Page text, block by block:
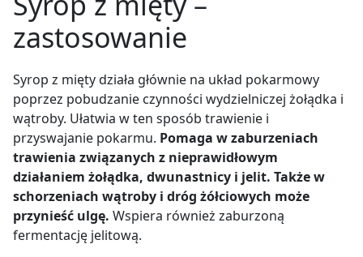
zastosowanie
Syrop z mięty działa głównie na układ pokarmowy
poprzez pobudzanie czynności wydzielniczej żołądka i
wątroby. Ułatwia w ten sposób trawienie i
przyswajanie pokarmu. Pomaga w zaburzeniach
trawienia związanych z nieprawidłowym
działaniem żołądka, dwunastnicy i jelit. Także w
schorzeniach wątroby i dróg żółciowych może
przynieść ulgę. Wspiera również zaburzoną
fermentację jelitową.